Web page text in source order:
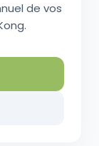
de vos